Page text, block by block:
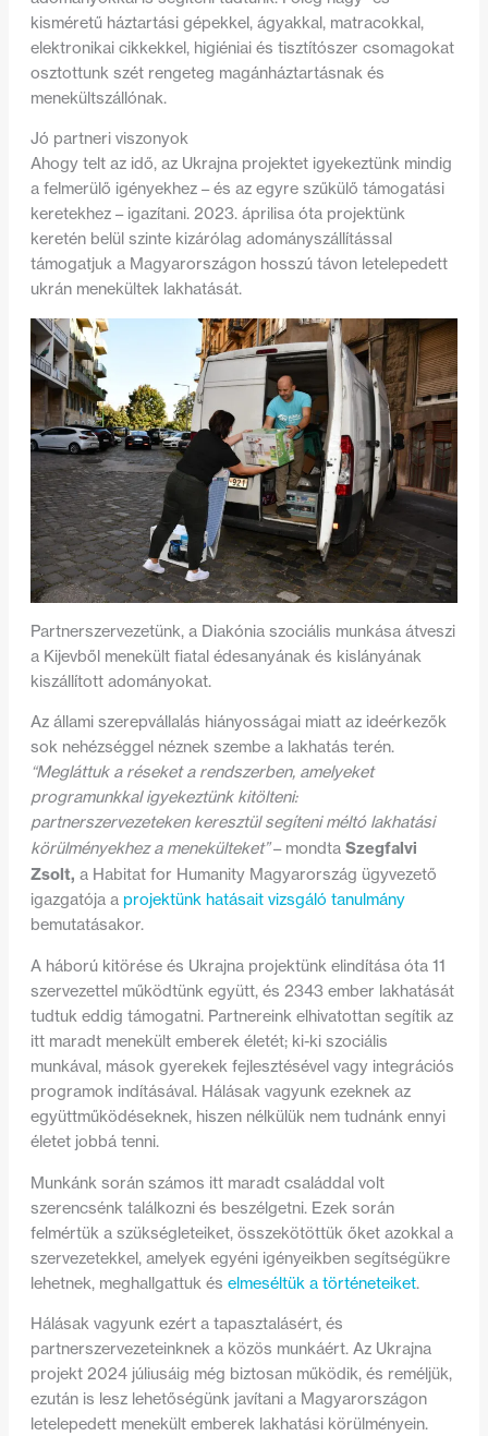
kisméretű háztartási gépekkel, ágyakkal, matracokkal,
elektronikai cikkekkel, higiéniai és tisztítószer csomagokat
osztottunk szét rengeteg magánháztartásnak és
menekültszállónak.
Jó partneri viszonyok
Ahogy telt az idő, az Ukrajna projektet igyekeztünk mindig
a felmerülő igényekhez – és az egyre szűkülő támogatási
keretekhez – igazítani. 2023. áprilisa óta projektünk
keretén belül szinte kizárólag adományszállítással
támogatjuk a Magyarországon hosszú távon letelepedett
ukrán menekültek lakhatását.
Partnerszervezetünk, a Diakónia szociális munkása átveszi
a Kijevből menekült fiatal édesanyának és kislányának
kiszállított adományokat.
Az állami szerepvállalás hiányosságai miatt az ideérkezők
sok nehézséggel néznek szembe a lakhatás terén.
“Megláttuk a réseket a rendszerben, amelyeket
programunkkal igyekeztünk kitölteni:
partnerszervezeteken keresztül segíteni méltó lakhatási
körülményekhez a menekülteket”– mondta Szegfalvi
Zsolt, a Habitat for Humanity Magyarország ügyvezető
igazgatója a projektünk hatásait vizsgáló tanulmány
bemutatásakor.
A háború kitörése és Ukrajna projektünk elindítása óta 11
szervezettel működtünk együtt, és 2343 ember lakhatását
tudtuk eddig támogatni. Partnereink elhivatottan segítik az
itt maradt menekült emberek életét; ki-ki szociális
munkával, mások gyerekek fejlesztésével vagy integrációs
programok indításával. Hálásak vagyunk ezeknek az
együttműködéseknek, hiszen nélkülük nem tudnánk ennyi
életet jobbá tenni.
Munkánk során számos itt maradt családdal volt
szerencsénk találkozni és beszélgetni. Ezek során
felmértük a szükségleteiket, összekötöttük őket azokkal a
szervezetekkel, amelyek egyéni igényeikben segítségükre
lehetnek, meghallgattuk és elmeséltük a történeteiket.
Hálásak vagyunk ezért a tapasztalásért, és
partnerszervezeteinknek a közös munkáért. Az Ukrajna
projekt 2024 júliusáig még biztosan működik, és reméljük,
ezután is lesz lehetőségünk javítani a Magyarországon
letelepedett menekült emberek lakhatási körülményein.